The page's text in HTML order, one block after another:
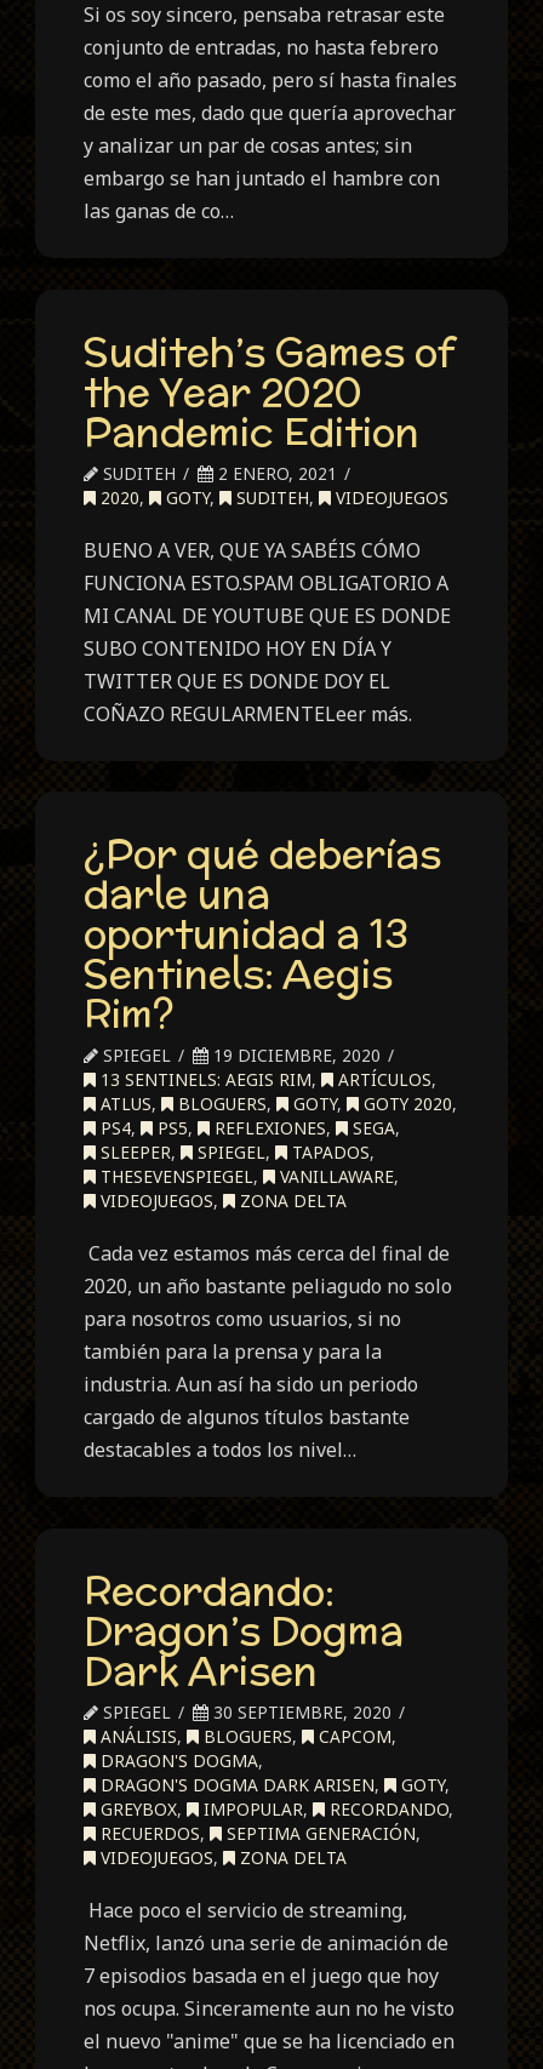
Si os soy sincero, pensaba retrasar este
conjunto de entradas, no hasta febrero
como el año pasado, pero sí hasta finales
de este mes, dado que quería aprovechar
y analizar un par de cosas antes; sin
embargo se han juntado el hambre con
las ganas de co…
Suditeh’s Games of
the Year 2020
Pandemic Edition
SUDITEH
2 ENERO, 2021
2020, GOTY, SUDITEH, VIDEOJUEGOS
BUENO A VER, QUE YA SABÉIS CÓMO
FUNCIONA ESTO.SPAM OBLIGATORIO A
MI CANAL DE YOUTUBE QUE ES DONDE
SUBO CONTENIDO HOY EN DÍA Y
TWITTER QUE ES DONDE DOY EL
COÑAZO REGULARMENTELeer más.
¿Por qué deberías
darle una
oportunidad a 13
Sentinels: Aegis
Rim?
SPIEGEL
19 DICIEMBRE, 2020
13 SENTINELS: AEGIS RIM, ARTÍCULOS,
ATLUS, BLOGUERS, GOTY, GOTY 2020,
PS4, PS5, REFLEXIONES, SEGA,
SLEEPER, SPIEGEL, TAPADOS,
THESEVENSPIEGEL, VANILLAWARE,
VIDEOJUEGOS, ZONA DELTA
Cada vez estamos más cerca del final de
2020, un año bastante peliagudo no solo
para nosotros como usuarios, si no
también para la prensa y para la
industria. Aun así ha sido un periodo
cargado de algunos títulos bastante
destacables a todos los nivel…
Recordando:
Dragon’s Dogma
Dark Arisen
SPIEGEL
30 SEPTIEMBRE, 2020
ANÁLISIS, BLOGUERS, CAPCOM,
DRAGON'S DOGMA,
DRAGON'S DOGMA DARK ARISEN, GOTY,
GREYBOX, IMPOPULAR, RECORDANDO,
RECUERDOS, SEPTIMA GENERACIÓN,
VIDEOJUEGOS, ZONA DELTA
Hace poco el servicio de streaming,
Netflix, lanzó una serie de animación de
7 episodios basada en el juego que hoy
nos ocupa. Sinceramente aun no he visto
el nuevo "anime" que se ha licenciado en